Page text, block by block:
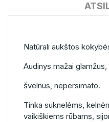
Natūrali aukštos
Audinys mažai
švelnus, nepersimato.
Tinka suknelėms,
vaikiškiems rūbams,